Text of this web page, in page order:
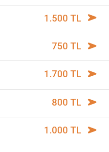
1.500 TL
750 TL
1.700 TL
800 TL
1.000 TL